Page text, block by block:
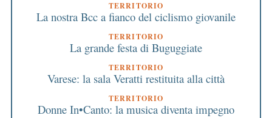
TERRITORIO
La nostra Bcc a fianco del ciclismo giovanile
TERRITORIO
La grande festa di Buguggiate
TERRITORIO
Varese: la sala Veratti restituita alla città
TERRITORIO
Donne In•Canto: la musica diventa impegno